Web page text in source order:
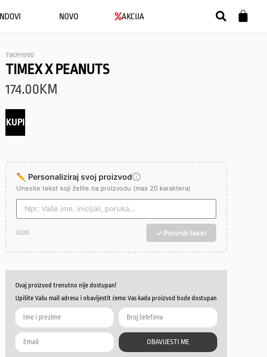
NOVO AKCIJA
TW2Y11700
TIMEX X PEANUTS
174.00 KM
KUPI
✏️ Personaliziraj svoj proizvod
Unesite tekst koji želite na proizvodu (max 20 karaktera)
0/20 ✓ Potvrdi tekst
Ovaj proizvod trenutno nije dostupan!
Upišite Vašu mail adresu i obavijestit ćemo Vas kada proizvod bude dostupan
OBAVIJESTI ME